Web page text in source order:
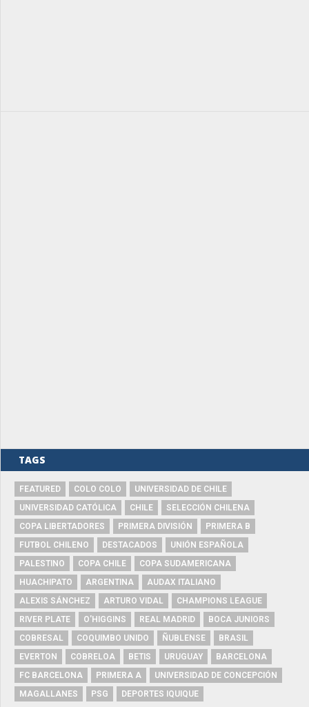
TAGS
FEATURED COLO COLO
UNIVERSIDAD DE CHILE
UNIVERSIDAD CATÓLICA
CHILE
SELECCIÓN CHILENA
COPA LIBERTADORES
PRIMERA DIVISIÓN
PRIMERA B
FUTBOL CHILENO
DESTACADOS
UNIÓN ESPAÑOLA
PALESTINO
COPA CHILE
COPA SUDAMERICANA
HUACHIPATO
ARGENTINA
AUDAX ITALIANO
ALEXIS SÁNCHEZ
ARTURO VIDAL
CHAMPIONS LEAGUE
RIVER PLATE
O'HIGGINS REAL MADRID
BOCA JUNIORS
COBRESAL
COQUIMBO UNIDO ÑUBLENSE
BRASIL
EVERTON
COBRELOA BETIS URUGUAY
BARCELONA
FC BARCELONA
PRIMERA A
UNIVERSIDAD DE CONCEPCIÓN
MAGALLANES
PSG DEPORTES IQUIQUE